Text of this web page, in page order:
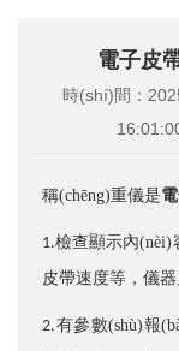
電子皮
時(shí)間：
稱(chēng)重儀是
1.檢查顯示內(nèi)容
皮帶速度等，儀器
2.有參數(shù)報